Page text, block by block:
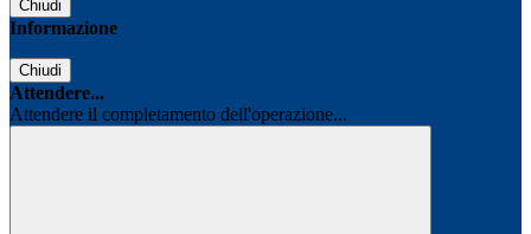
Chiudi
Informazione
Chiudi
Attendere...
Attendere il completamento dell'operazione...